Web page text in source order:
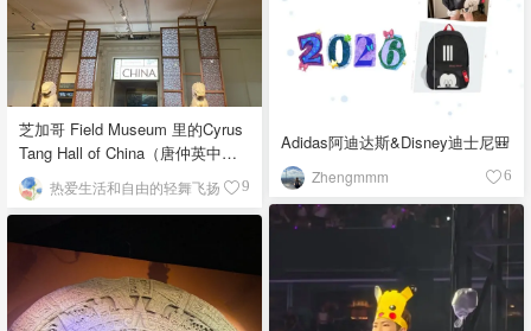
Adidas阿迪达斯&Disney迪士尼🎒
Zhengmmm 6
芝加哥 Field Museum 里的Cyrus
Tang Hall of China（唐仲英中国
馆） 热爱生活和自由的轻舞飞扬 9